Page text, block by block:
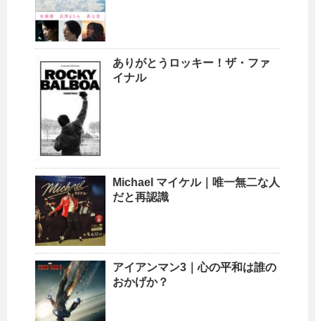
ありがとうロッキー！ザ・ファ
イナル
Michael マイケル｜唯一無二な人
だと再認識
アイアンマン3｜心の平和は誰の
おかげか？